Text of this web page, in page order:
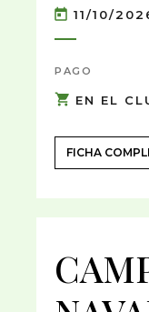
11/10/
PAGO
EN EL
FICHA